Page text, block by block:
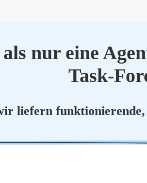
nur eine
Task-
lie­fern funk­tio­nie­ren­de,